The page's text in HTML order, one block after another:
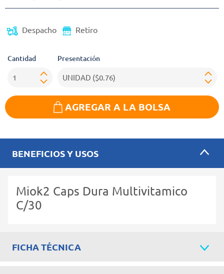
Despacho Retiro
Cantidad Presentación
AGREGAR A LA BOLSA
BENEFICIOS Y USOS
Miok2 Caps Dura Multivitamico
C/30
FICHA TÉCNICA